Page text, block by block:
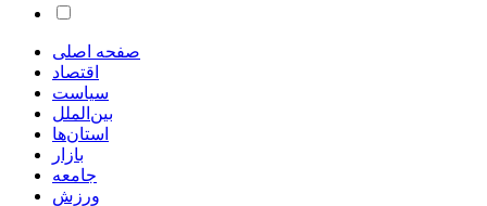
صفحه اصلی
اقتصاد
سیاست
بین‌الملل
استان‌ها
بازار
جامعه
ورزش